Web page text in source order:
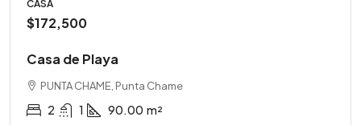
CASA
$172,500
Casa de Playa
PUNTA CHAME, Punta Chame
2 1 90.00 m²